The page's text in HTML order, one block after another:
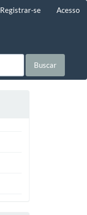
Registrar-se Acesso
Buscar